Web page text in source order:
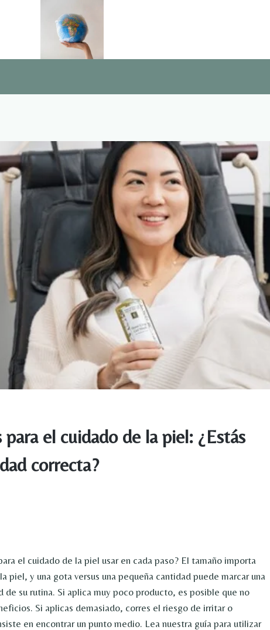
el cuidado de la piel: ¿Estás
correcta?
el cuidado de la piel usar en cada paso? El tamaño importa
piel, y una gota versus una pequeña cantidad puede marcar una
su rutina. Si aplica muy poco producto, es posible que no
Si aplicas demasiado, corres el riesgo de irritar o
en encontrar un punto medio. Lea nuestra guía para utilizar